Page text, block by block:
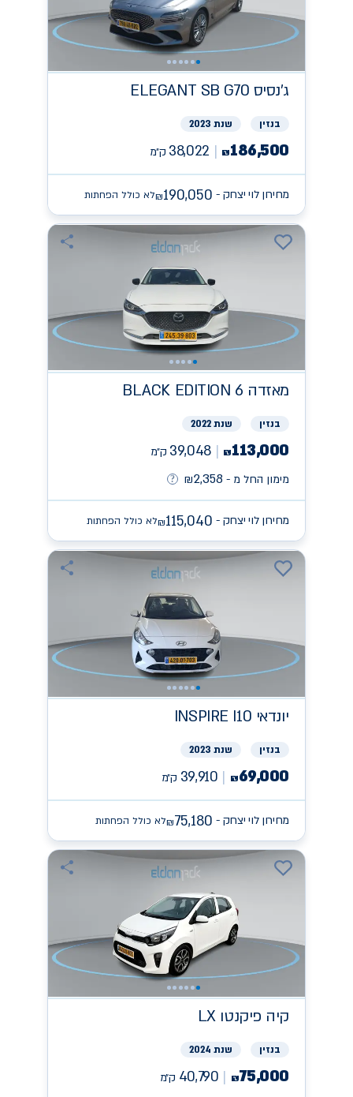
ג'נסיס ELEGANT SB G70
בנזין שנת 2023
₪186,500
38,022 ק״מ
מחירון לוי יצחק - ₪190,050 לא כולל הפחתות
מאזדה BLACK EDITION 6
בנזין שנת 2022
₪113,000
39,048 ק״מ
מימון החל מ -
₪2,358
מחירון לוי יצחק - ₪115,040 לא כולל הפחתות
יונדאי INSPIRE I10
בנזין שנת 2023
₪69,000
39,910 ק״מ
מחירון לוי יצחק - ₪75,180 לא כולל הפחתות
קיה פיקנטו LX
בנזין שנת 2024
₪75,000
40,790 ק״מ